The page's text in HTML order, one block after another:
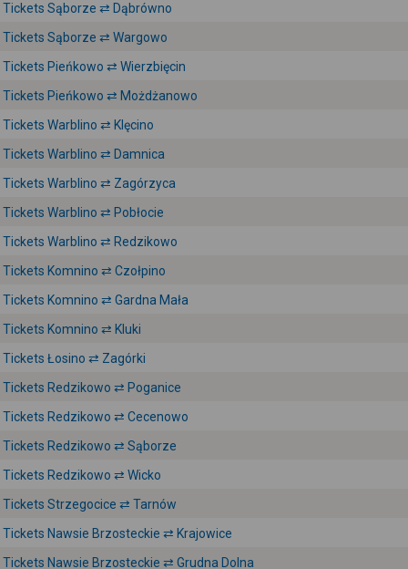
Tickets Sąborze ⇄ Dąbrówno
Tickets Sąborze ⇄ Wargowo
Tickets Pieńkowo ⇄ Wierzbięcin
Tickets Pieńkowo ⇄ Możdżanowo
Tickets Warblino ⇄ Klęcino
Tickets Warblino ⇄ Damnica
Tickets Warblino ⇄ Zagórzyca
Tickets Warblino ⇄ Pobłocie
Tickets Warblino ⇄ Redzikowo
Tickets Komnino ⇄ Czołpino
Tickets Komnino ⇄ Gardna Mała
Tickets Komnino ⇄ Kluki
Tickets Łosino ⇄ Zagórki
Tickets Redzikowo ⇄ Poganice
Tickets Redzikowo ⇄ Cecenowo
Tickets Redzikowo ⇄ Sąborze
Tickets Redzikowo ⇄ Wicko
Tickets Strzegocice ⇄ Tarnów
Tickets Nawsie Brzosteckie ⇄ Krajowice
Tickets Nawsie Brzosteckie ⇄ Grudna Dolna